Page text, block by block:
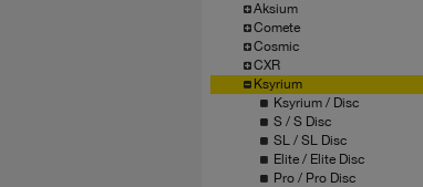
Aksium
Comete
Cosmic
CXR
Ksyrium
Ksyrium / Disc
S / S Disc
SL / SL Disc
Elite / Elite Disc
Pro / Pro Disc